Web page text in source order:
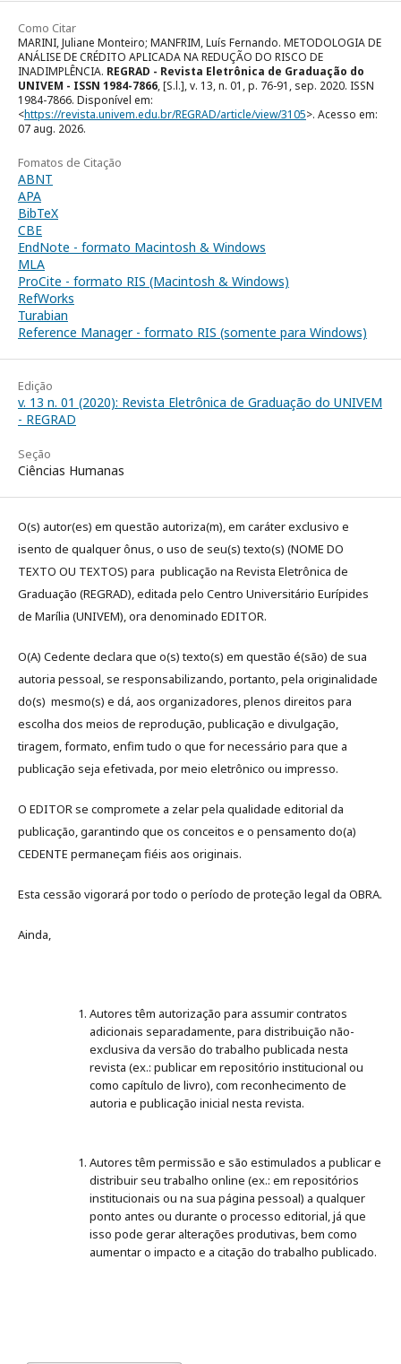
Como Citar
MARINI, Juliane Monteiro; MANFRIM, Luís Fernando. METODOLOGIA DE
ANÁLISE DE CRÉDITO APLICADA NA REDUÇÃO DO RISCO DE
INADIMPLÊNCIA. REGRAD - Revista Eletrônica de Graduação do
UNIVEM - ISSN 1984-7866, [S.l.], v. 13, n. 01, p. 76-91, sep. 2020. ISSN
1984-7866. Disponível em:
<https://revista.univem.edu.br/REGRAD/article/view/3105>. Acesso em:
07 aug. 2026.
Fomatos de Citação
ABNT
APA
BibTeX
CBE
EndNote - formato Macintosh & Windows
MLA
ProCite - formato RIS (Macintosh & Windows)
RefWorks
Turabian
Reference Manager - formato RIS (somente para Windows)
Edição
v. 13 n. 01 (2020): Revista Eletrônica de Graduação do UNIVEM
- REGRAD
Seção
Ciências Humanas
O(s) autor(es) em questão autoriza(m), em caráter exclusivo e
isento de qualquer ônus, o uso de seu(s) texto(s) (NOME DO
TEXTO OU TEXTOS) para publicação na Revista Eletrônica de
Graduação (REGRAD), editada pelo Centro Universitário Eurípides
de Marília (UNIVEM), ora denominado EDITOR.
O(A) Cedente declara que o(s) texto(s) em questão é(são) de sua
autoria pessoal, se responsabilizando, portanto, pela originalidade
do(s) mesmo(s) e dá, aos organizadores, plenos direitos para
escolha dos meios de reprodução, publicação e divulgação,
tiragem, formato, enfim tudo o que for necessário para que a
publicação seja efetivada, por meio eletrônico ou impresso.
O EDITOR se compromete a zelar pela qualidade editorial da
publicação, garantindo que os conceitos e o pensamento do(a)
CEDENTE permaneçam fiéis aos originais.
Esta cessão vigorará por todo o período de proteção legal da OBRA.
Ainda,
Autores têm autorização para assumir contratos
adicionais separadamente, para distribuição não-
exclusiva da versão do trabalho publicada nesta
revista (ex.: publicar em repositório institucional ou
como capítulo de livro), com reconhecimento de
autoria e publicação inicial nesta revista.
Autores têm permissão e são estimulados a publicar e
distribuir seu trabalho online (ex.: em repositórios
institucionais ou na sua página pessoal) a qualquer
ponto antes ou durante o processo editorial, já que
isso pode gerar alterações produtivas, bem como
aumentar o impacto e a citação do trabalho publicado.